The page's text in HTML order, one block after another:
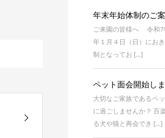
年末年始体制のご
ご来園の皆様へ 令和7
年１月４日（日）にお
制となってお […]
ペット面会開始し
大切なご家族であるペ
に過ごしませんか？ 百
る犬や猫と再会でき […]